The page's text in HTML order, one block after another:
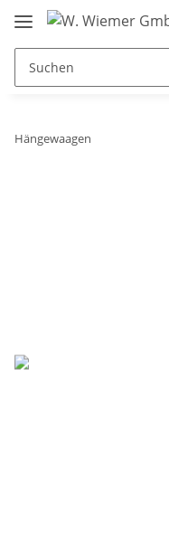
Hängewaagen